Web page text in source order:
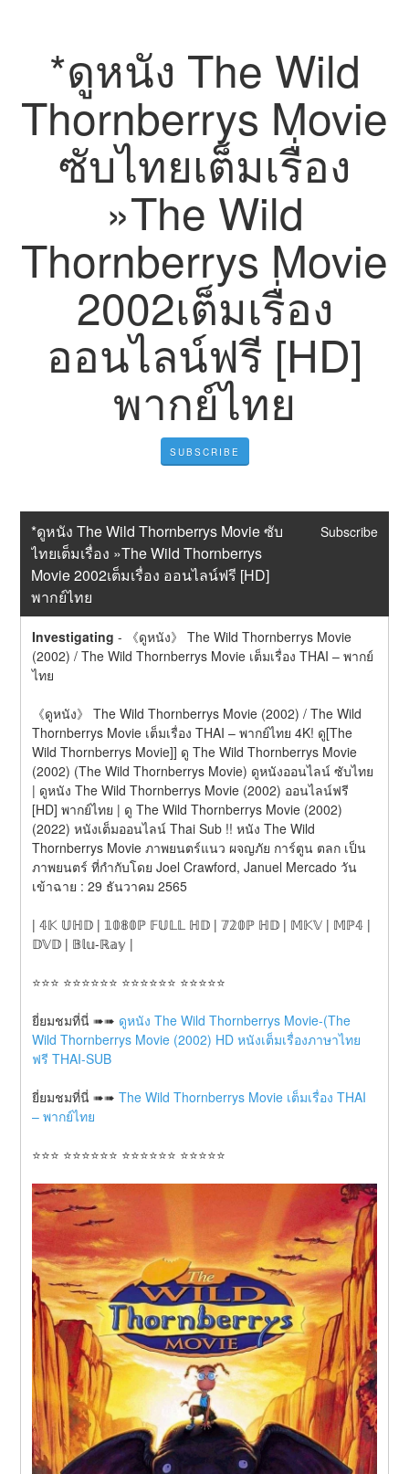
*ดูหนัง The Wild
Thornberrys Movie
ซับไทยเต็มเรื่อง
»The Wild
Thornberrys Movie
2002เต็มเรื่อง
ออนไลน์ฟรี [HD]
พากย์ไทย
SUBSCRIBE
*ดูหนัง The Wild Thornberrys Movie ซับ
ไทยเต็มเรื่อง »The Wild Thornberrys
Movie 2002เต็มเรื่อง ออนไลน์ฟรี [HD]
พากย์ไทย
Subscribe
Investigating -
《ดูหนัง》 The Wild Thornberrys Movie
(2002) / The Wild Thornberrys Movie เต็มเรื่อง THAI – พากย์
ไทย
《ดูหนัง》 The Wild Thornberrys Movie (2002) / The Wild
Thornberrys Movie เต็มเรื่อง THAI – พากย์ไทย 4K! ดู[The
Wild Thornberrys Movie]] ดู The Wild Thornberrys Movie
(2002) (The Wild Thornberrys Movie) ดูหนังออนไลน์ ซับไทย
| ดูหนัง The Wild Thornberrys Movie (2002) ออนไลน์ฟรี
[HD] พากย์ไทย | ดู The Wild Thornberrys Movie (2002)
(2022) หนังเต็มออนไลน์ Thai Sub !! หนัง The Wild
Thornberrys Movie ภาพยนตร์แนว ผจญภัย การ์ตูน ตลก เป็น
ภาพยนตร์ ที่กำกับโดย Joel Crawford, Januel Mercado วัน
เข้าฉาย : 29 ธันวาคม 2565
| 𝟜𝕂 𝕌ℍ𝔻 | 𝟙𝟘𝟠𝟘ℙ 𝔽𝕌𝕃𝕃 ℍ𝔻 | 𝟟𝟚𝟘ℙ ℍ𝔻 | 𝕄𝕂𝕍 | 𝕄ℙ𝟜 |
𝔻𝕍𝔻 | 𝔹𝕝𝕦-ℝ𝕒𝕪 |
⭐⭐⭐ ⭐⭐⭐⭐⭐⭐ ⭐⭐⭐⭐⭐⭐ ⭐⭐⭐⭐⭐
ยี่ยมชมที่นี่ ➠➠ ดูหนัง The Wild Thornberrys Movie-(The
Wild Thornberrys Movie (2002) HD หนังเต็มเรื่องภาษาไทย
ฟรี THAI-SUB
ยี่ยมชมที่นี่ ➠➠ The Wild Thornberrys Movie เต็มเรื่อง THAI
– พากย์ไทย
⭐⭐⭐ ⭐⭐⭐⭐⭐⭐ ⭐⭐⭐⭐⭐⭐ ⭐⭐⭐⭐⭐